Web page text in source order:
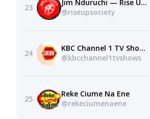
23
Jim Nduruchi — Rise Up Society (RUS)
@riseupsociety
24
KBC Channel 1 TV Shows
@kbcchannel1tvshows
25
Reke Ciume Na Ene
@rekeciumenaene